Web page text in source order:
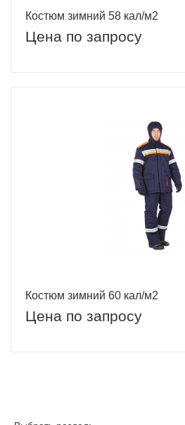
Костюм зимний 58 кал/м2
Цена по запросу
Костюм зимний 60 кал/м2
Цена по запросу